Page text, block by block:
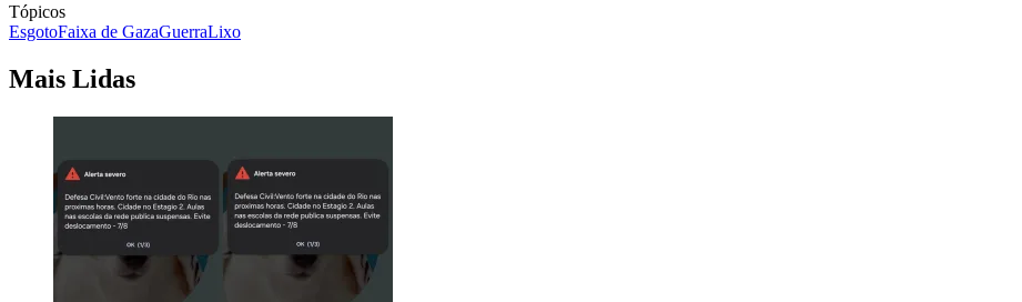
Tópicos
EsgotoFaixa de GazaGuerraLixo
Mais Lidas